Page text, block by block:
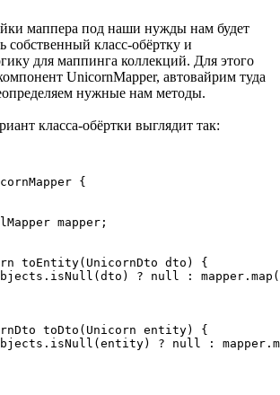
маппера под наши нужды нам будет
собственный класс-обёртку и
для маппинга коллекций. Для этого
UnicornMapper, автовайрим туда
нужные нам методы.
класса-обёртки выглядит так:
{
mapper;
toEntity(UnicornDto dto) {
? null :
toDto(Unicorn entity) {
? null :